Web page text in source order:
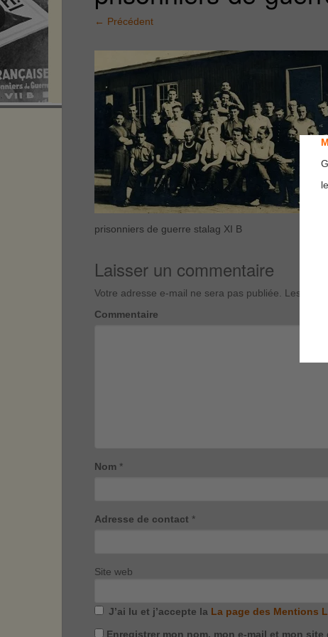
← Précédent
prisonniers de guerre stalag XI B
Laisser un commentaire
Votre adresse e-mail ne sera pas publiée. Les
Commentaire
Nom *
Adresse de contact *
Site web
J’ai lu et j’accepte la La page des Mentions
Enregistrer mon nom, mon e-mail et mon